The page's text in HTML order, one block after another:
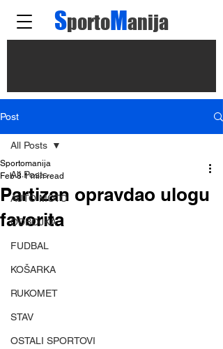
SportoManija
Post
All Posts
AUTO MOTO
ODBOJKA
FUDBAL
KOŠARKA
RUKOMET
STAV
OSTALI SPORTOVI
All Posts
Partizan opravdao ulogu
favorita
Sportomanija
Feb 8 1 min read